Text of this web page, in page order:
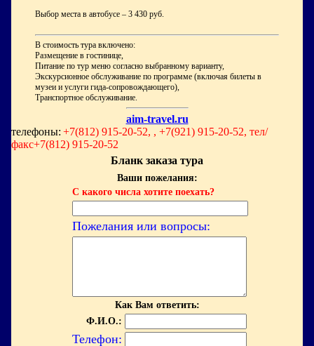
Выбор места в автобусе – 3 430 руб.
В стоимость тура включено:
Размещение в гостинице,
Питание по тур меню согласно выбранному варианту,
Экскурсионное обслуживание по программе (включая билеты в
музеи и услуги гида-сопровождающего),
Транспортное обслуживание.
aim-travel.ru
телефоны: +7(812) 915-20-52, , +7(921) 915-20-52, тел/
факс+7(812) 915-20-52
Бланк заказа тура
Ваши пожелания:
С какого числа хотите поехать?
Пожелания или вопросы:
Как Вам ответить:
Ф.И.О.:
Телефон: